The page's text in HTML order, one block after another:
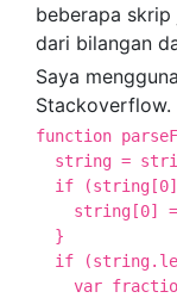
beberapa
dari bilangan
Saya
Stackoverflow.
function
string =
if
string[0]
  }
if
var